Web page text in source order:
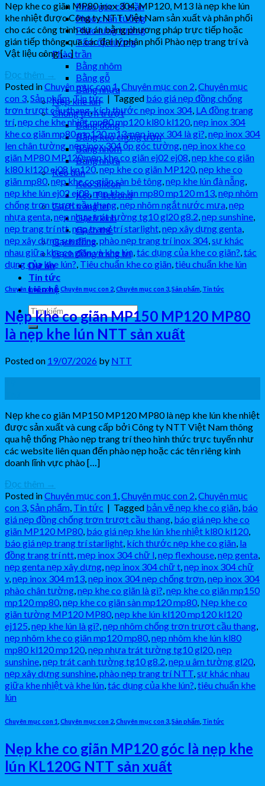
Phào góc cổ trần
Phào chân tường
Phào lưng tường
Tấm ốp tường
Phào trần
Bằng nhôm
Bằng gỗ
Bằng nhựa
Nẹp khe lún
Chống trơn trượt
Bằng đồng
Bằng keo chống trơn
Bằng nhôm
Bằng nhựa
Keo dán
Keo Silicon
Keo Titebond
Gạch trang trí
Gạch kính
Gạch thẻ
Gạch đồng
Gạch đồng trang trí
Dự án
Tin tức
Liên hệ
Nẹp khe co giãn MP80 inox 304, MP120, M13 là nẹp khe lún
khe nhiệt được Công ty NTT Việt Nam sản xuất và phân phối
cho các công trình dự án bằng phương pháp trực tiếp hoặc
gián tiếp thông qua các đại lý phân phối Phào nẹp trang trí và
Vật liệu công […]
Đọc thêm →
Posted inChuyên mục con 1, Chuyên mục con 2 Chuyên mục
con 3 Sản phẩm ,Tin tức|Tagged báo giá nẹp đồng chống
trơn trượt cầu thang,kích thước nẹp inox 304 LA đồng trang
trí, nẹp che khe nhiệt mp80 mp120 kl80 kl120 nẹp inox 304
khe co giãn mp80 mp120 m13,nẹp inox 304 là gì? nẹp inox 304
len chân tường nẹp inox 304 ốp góc tường nẹp inox khe co
giãn MP80 MP120,nẹp khe co giãn ej02 ej08 nẹp khe co giãn
kl80 kl120 ej08 kn120,nẹp khe co giãn MP120 nẹp khe co
giãn mp80 nẹp khe co giãn sàn bê tông nẹp khe lún đà nẵng
nẹp khe lún ej02 ej08,nẹp khe lún mp80 mp120 m13 nẹp nhôm
chống trơn trượt cầu thang nẹp nhôm ngắt nước mưa nẹp
nhựa genta nẹp nhựa trát tường tg10 gl20 g8.2 nẹp sunshine
nẹp trang trí ntt nẹp trang trí starlight nẹp xây dựng genta
nẹp xây dựng sunshine, phào nẹp trang trí inox 304 sự khác
nhau giữa khe co giãn và khe lún tác dụng của khe co giãn? tác
dụng của khe lún? Tiêu chuẩn khe co giãn tiêu chuẩn khe lún
Chuyên mục con 1,Chuyên mục con 2 Chuyên mục con 3 Sản phẩm Tin tức
Nẹp khe co giãn MP150 MP120 MP80
là nẹp khe lún NTT sản xuất
Posted on 19/07/2026 by NTT
Nẹp khe co giãn MP150 MP120 MP80 là nẹp khe lún khe nhiệt
được sản xuất và cung cấp bởi Công ty NTT Việt Nam thông
qua hệ thống Phào nẹp trang trí theo hình thức trực tuyến như
các website liên quan đến phào nẹp hoặc các tên riêng kinh
doanh lĩnh vực phào […]
Đọc thêm →
Posted inChuyên mục con 1 Chuyên mục con 2 Chuyên mục
con 3 Sản phẩm Tin tức | Tagged bản vẽ nẹp khe co giãn báo
giá nẹp đồng chống trơn trượt cầu thang báo giá nẹp khe co
giãn MP120 MP80 báo giá nẹp khe lún khe nhiệt kl80 kl120
báo giá nẹp trang trí starlight kích thước nẹp khe co giãn la
đồng trang trí ntt mẹp inox 304 chữ l nẹp flexhouse nẹp genta
nẹp genta nẹp xây dựng nẹp inox 304 chữ t nẹp inox 304 chữ
v, nẹp inox 304 m13 nẹp inox 304 nẹp chống trơn nẹp inox 304
phào chân tường nẹp khe co giãn là gì? nẹp khe co giãn mp150
mp120 mp80 nẹp khe co giãn sàn mp120 mp80 Nẹp khe co
giãn tường MP120 MP80 nẹp khe lún kl120 mp120 kl120
ej125 nẹp khe lún là gì? nẹp nhôm chống trơn trượt cầu thang
nẹp nhôm khe co giãn mp120 mp80 nẹp nhôm khe lún kl80
mp80 kl120 mp120 nẹp nhựa trát tường tg10 gl20 nẹp
sunshine nẹp trát canh tường tg10 g8.2 nẹp u âm tường gl20
nẹp xây dựng sunshine phào nẹp trang trí NTT sự khác nhau
giữa khe nhiệt và khe lún tác dụng của khe lún? tiêu chuẩn khe
lún
Chuyên mục con 1 Chuyên mục con 2 Chuyên mục con 3 Sản phẩm Tin tức
Nẹp khe co giãn MP120 góc là nẹp khe
lún KL120G NTT sản xuất